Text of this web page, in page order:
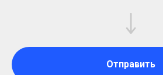
Отправить